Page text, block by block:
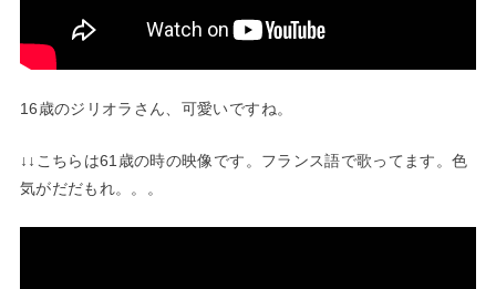
16歳のジリオラさん、可愛いですね。
↓↓こちらは61歳の時の映像です。フランス語で歌ってます。色
気がだだもれ。。。